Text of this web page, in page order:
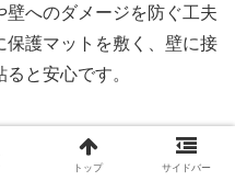
壁へのダメージを防ぐ工夫
保護マットを敷く、壁に接
と安心です。
選ばなければ転倒の危険
」と「設置面積」のバラン
トップ サイドバー